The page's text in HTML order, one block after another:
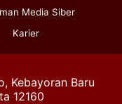
Media Siber
Karier
Kebayoran Baru
12160